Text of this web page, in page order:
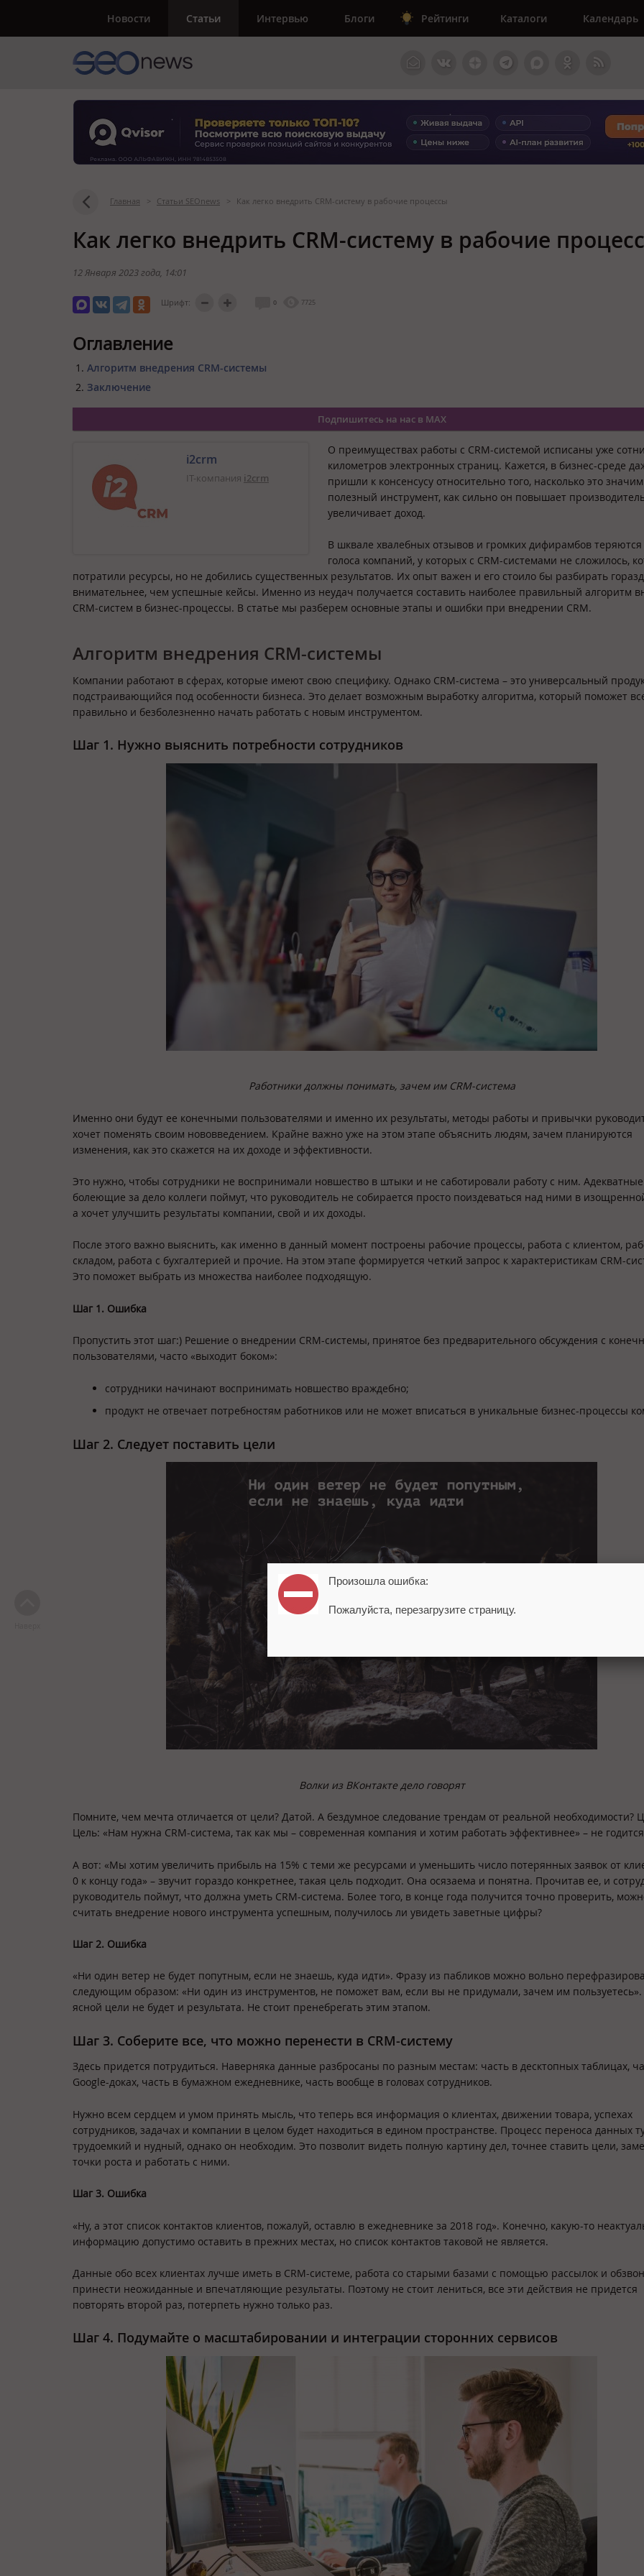
Новости Статьи Интервью Блоги Рейтинги Каталоги Календарь
Главная > Статьи SEOnews > Как легко внедрить CRM-систему в рабочие процессы
Как легко внедрить CRM-систему в рабочие
12 Января 2023 года , 14:01
Шрифт: 0 7725
Оглавление
Алгоритм внедрения CRM-системы
Заключение
Подпишитесь на нас в MAX
i2crm
IT-компания i2crm
О преимуществах работы с CRM-системой исписаны уже сотни
километров электронных страниц. Кажется, в бизнес-среде
пришли к консенсусу относительно того, насколько это
полезный инструмент, как сильно он повышает
увеличивает доход.
В шквале хвалебных отзывов и громких дифирамбов
голоса компаний, у которых с CRM-системами не сложилось,
потратили ресурсы, но не добились существенных результатов. Их опыт важен и его стоило бы разбирать
внимательнее, чем успешные кейсы. Именно из неудач получается составить наиболее правильный алгоритм
CRM-систем в бизнес-процессы. В статье мы разберем основные этапы и ошибки при внедрении CRM.
Алгоритм внедрения CRM-системы
Компании работают в сферах, которые имеют свою специфику. Однако CRM-система – это универсальный
подстраивающийся под особенности бизнеса. Это делает возможным выработку алгоритма, который поможет
правильно и безболезненно начать работать с новым инструментом.
Шаг 1. Нужно выяснить потребности сотрудников
Работники должны понимать, зачем им CRM-система
Именно они будут ее конечными пользователями и именно их результаты, методы работы и привычки
хочет поменять своим нововведением. Крайне важно уже на этом этапе объяснить людям, зачем планируются
изменения, как это скажется на их доходе и эффективности.
Это нужно, чтобы сотрудники не воспринимали новшество в штыки и не саботировали работу с ним.
болеющие за дело коллеги поймут, что руководитель не собирается просто поиздеваться над ними в
а хочет улучшить результаты компании, свой и их доходы.
После этого важно выяснить, как именно в данный момент построены рабочие процессы, работа с клиентом,
складом, работа с бухгалтерией и прочие. На этом этапе формируется четкий запрос к характеристикам CRM-
Это поможет выбрать из множества наиболее подходящую.
Шаг 1. Ошибка
Пропустить этот шаг:) Решение о внедрении CRM-системы, принятое без предварительного обсуждения с
пользователями, часто «выходит боком»:
сотрудники начинают воспринимать новшество враждебно;
продукт не отвечает потребностям работников или не может вписаться в уникальные бизнес-процессы
Шаг 2. Следует поставить цели
Волки из ВКонтакте дело говорят
Помните, чем мечта отличается от цели? Датой. А бездумное следование трендам от реальной необходимости?
Цель: «Нам нужна CRM-система, так как мы – современная компания и хотим работать эффективнее» – не
А вот: «Мы хотим увеличить прибыль на 15% c теми же ресурсами и уменьшить число потерянных заявок от
0 к концу года» – звучит гораздо конкретнее, такая цель подходит. Она осязаема и понятна. Прочитав ее, и
руководитель поймут, что должна уметь CRM-система. Более того, в конце года получится точно проверить,
считать внедрение нового инструмента успешным, получилось ли увидеть заветные цифры?
Шаг 2. Ошибка
«Ни один ветер не будет попутным, если не знаешь, куда идти». Фразу из пабликов можно вольно
следующим образом: «Ни один из инструментов, не поможет вам, если вы не придумали, зачем им пользуетесь».
ясной цели не будет и результата. Не стоит пренебрегать этим этапом.
Шаг 3. Соберите все, что можно перенести в CRM-систему
Здесь придется потрудиться. Наверняка данные разбросаны по разным местам: часть в десктопных таблицах,
Google-доках, часть в бумажном ежедневнике, часть вообще в головах сотрудников.
Нужно всем сердцем и умом принять мысль, что теперь вся информация о клиентах, движении товара, успехах
сотрудников, задачах и компании в целом будет находиться в едином пространстве. Процесс переноса данных
трудоемкий и нудный, однако он необходим. Это позволит видеть полную картину дел, точнее ставить цели,
точки роста и работать с ними.
Шаг 3. Ошибка
«Ну, а этот список контактов клиентов, пожалуй, оставлю в ежедневнике за 2018 год». Конечно, какую-то
информацию допустимо оставить в прежних местах, но список контактов таковой не является.
Данные обо всех клиентах лучше иметь в CRM-системе, работа со старыми базами с помощью рассылок и
принести неожиданные и впечатляющие результаты. Поэтому не стоит лениться, все эти действия не придется
повторять второй раз, потерпеть нужно только раз.
Шаг 4. Подумайте о масштабировании и интеграции сторонних сервисов
Произошла ошибка:
Пожалуйста, перезагрузите страницу.